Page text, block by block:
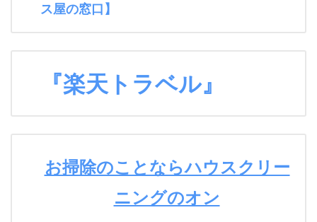
ス屋の窓口】
『楽天トラベル』
お掃除のことならハウスクリー
ニングのオン